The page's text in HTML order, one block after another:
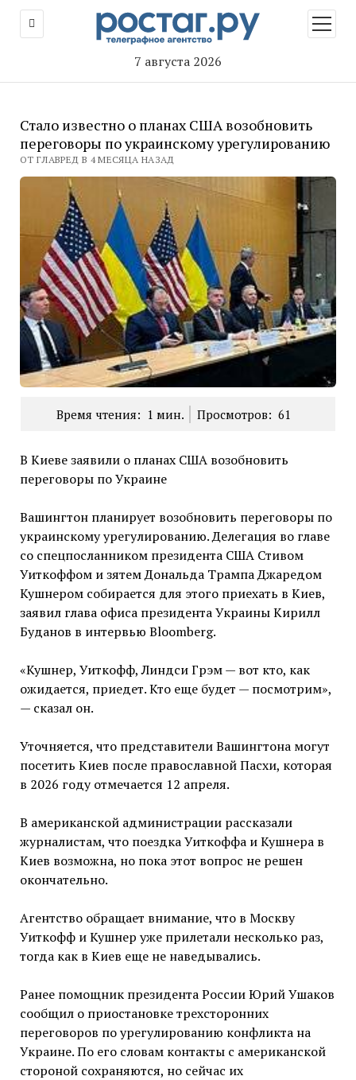
7 августа 2026
меню
Стало известно о планах США возобновить
переговоры по украинскому урегулированию
ОТ ГЛАВРЕД В 4 МЕСЯЦА НАЗАД
Время чтения: 1 мин. Просмотров: 61
В Киеве заявили о планах США возобновить
переговоры по Украине
Вашингтон планирует возобновить переговоры по
украинскому урегулированию. Делегация во главе
со спецпосланником президента США Стивом
Уиткоффом и зятем Дональда Трампа Джаредом
Кушнером собирается для этого приехать в Киев,
заявил глава офиса президента Украины Кирилл
Буданов в интервью Bloomberg.
«Кушнер, Уиткофф, Линдси Грэм — вот кто, как
ожидается, приедет. Кто еще будет — посмотрим»,
— сказал он.
Уточняется, что представители Вашингтона могут
посетить Киев после православной Пасхи, которая
в 2026 году отмечается 12 апреля.
В американской администрации рассказали
журналистам, что поездка Уиткоффа и Кушнера в
Киев возможна, но пока этот вопрос не решен
окончательно.
Агентство обращает внимание, что в Москву
Уиткофф и Кушнер уже прилетали несколько раз,
тогда как в Киев еще не наведывались.
Ранее помощник президента России Юрий Ушаков
сообщил о приостановке трехсторонних
переговоров по урегулированию конфликта на
Украине. По его словам контакты с американской
стороной сохраняются, но сейчас их